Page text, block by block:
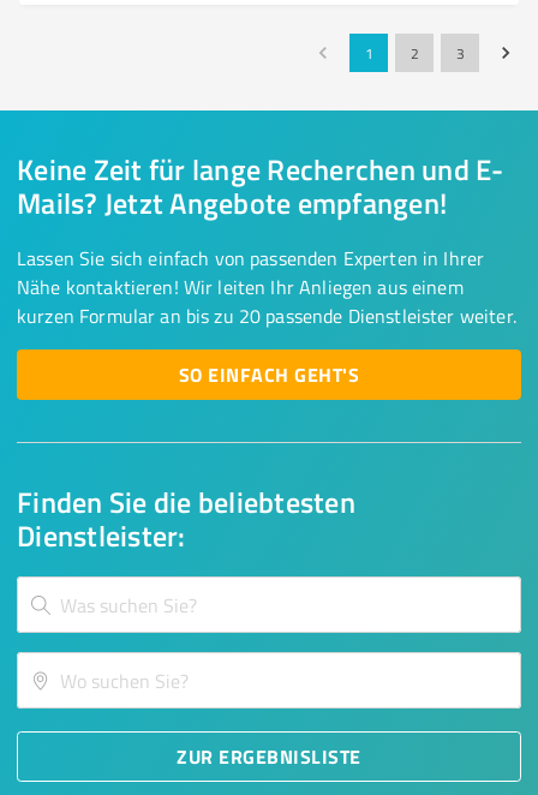
1 2 3
Finden Sie die beliebtesten
Dienstleister:
ZUR ERGEBNISLISTE
Keine Zeit für lange Recherchen und E-
Mails? Jetzt Angebote empfangen!
Lassen Sie sich einfach von passenden Experten in Ihrer
Nähe kontaktieren! Wir leiten Ihr Anliegen aus einem
kurzen Formular an bis zu 20 passende Dienstleister weiter.
SO EINFACH GEHT'S